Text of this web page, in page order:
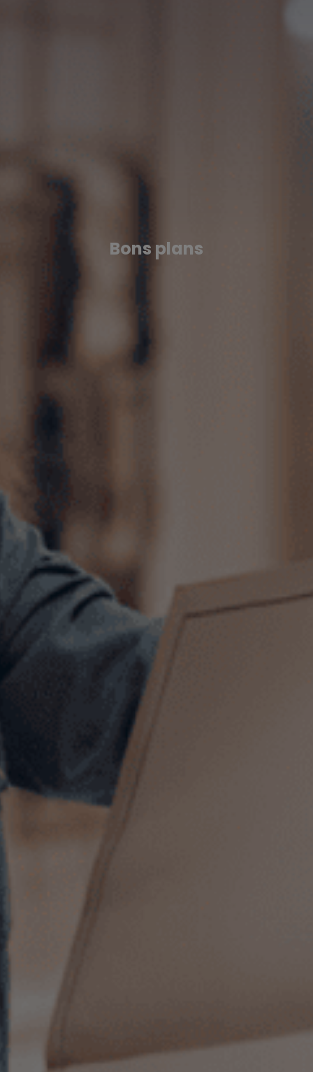
Bons plans